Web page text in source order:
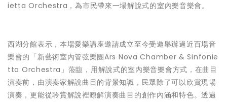
ietta Orchestra，為市民帶來一場解說式的室內樂音樂會。
西湖分館表示，本場愛樂講座邀請成立至今受邀舉辦過近百場音
樂會的「新藝術室內管弦樂團Ars Nova Chamber & Sinfonie
tta Orchestra」蒞臨，用解說式的室內樂音樂會方式，在曲目
演奏前，由演奏家解說曲目的背景知識，民眾除了可以欣賞現場
演奏，更能從聆賞解說裡瞭解演奏曲目的創作內涵和特色。透過